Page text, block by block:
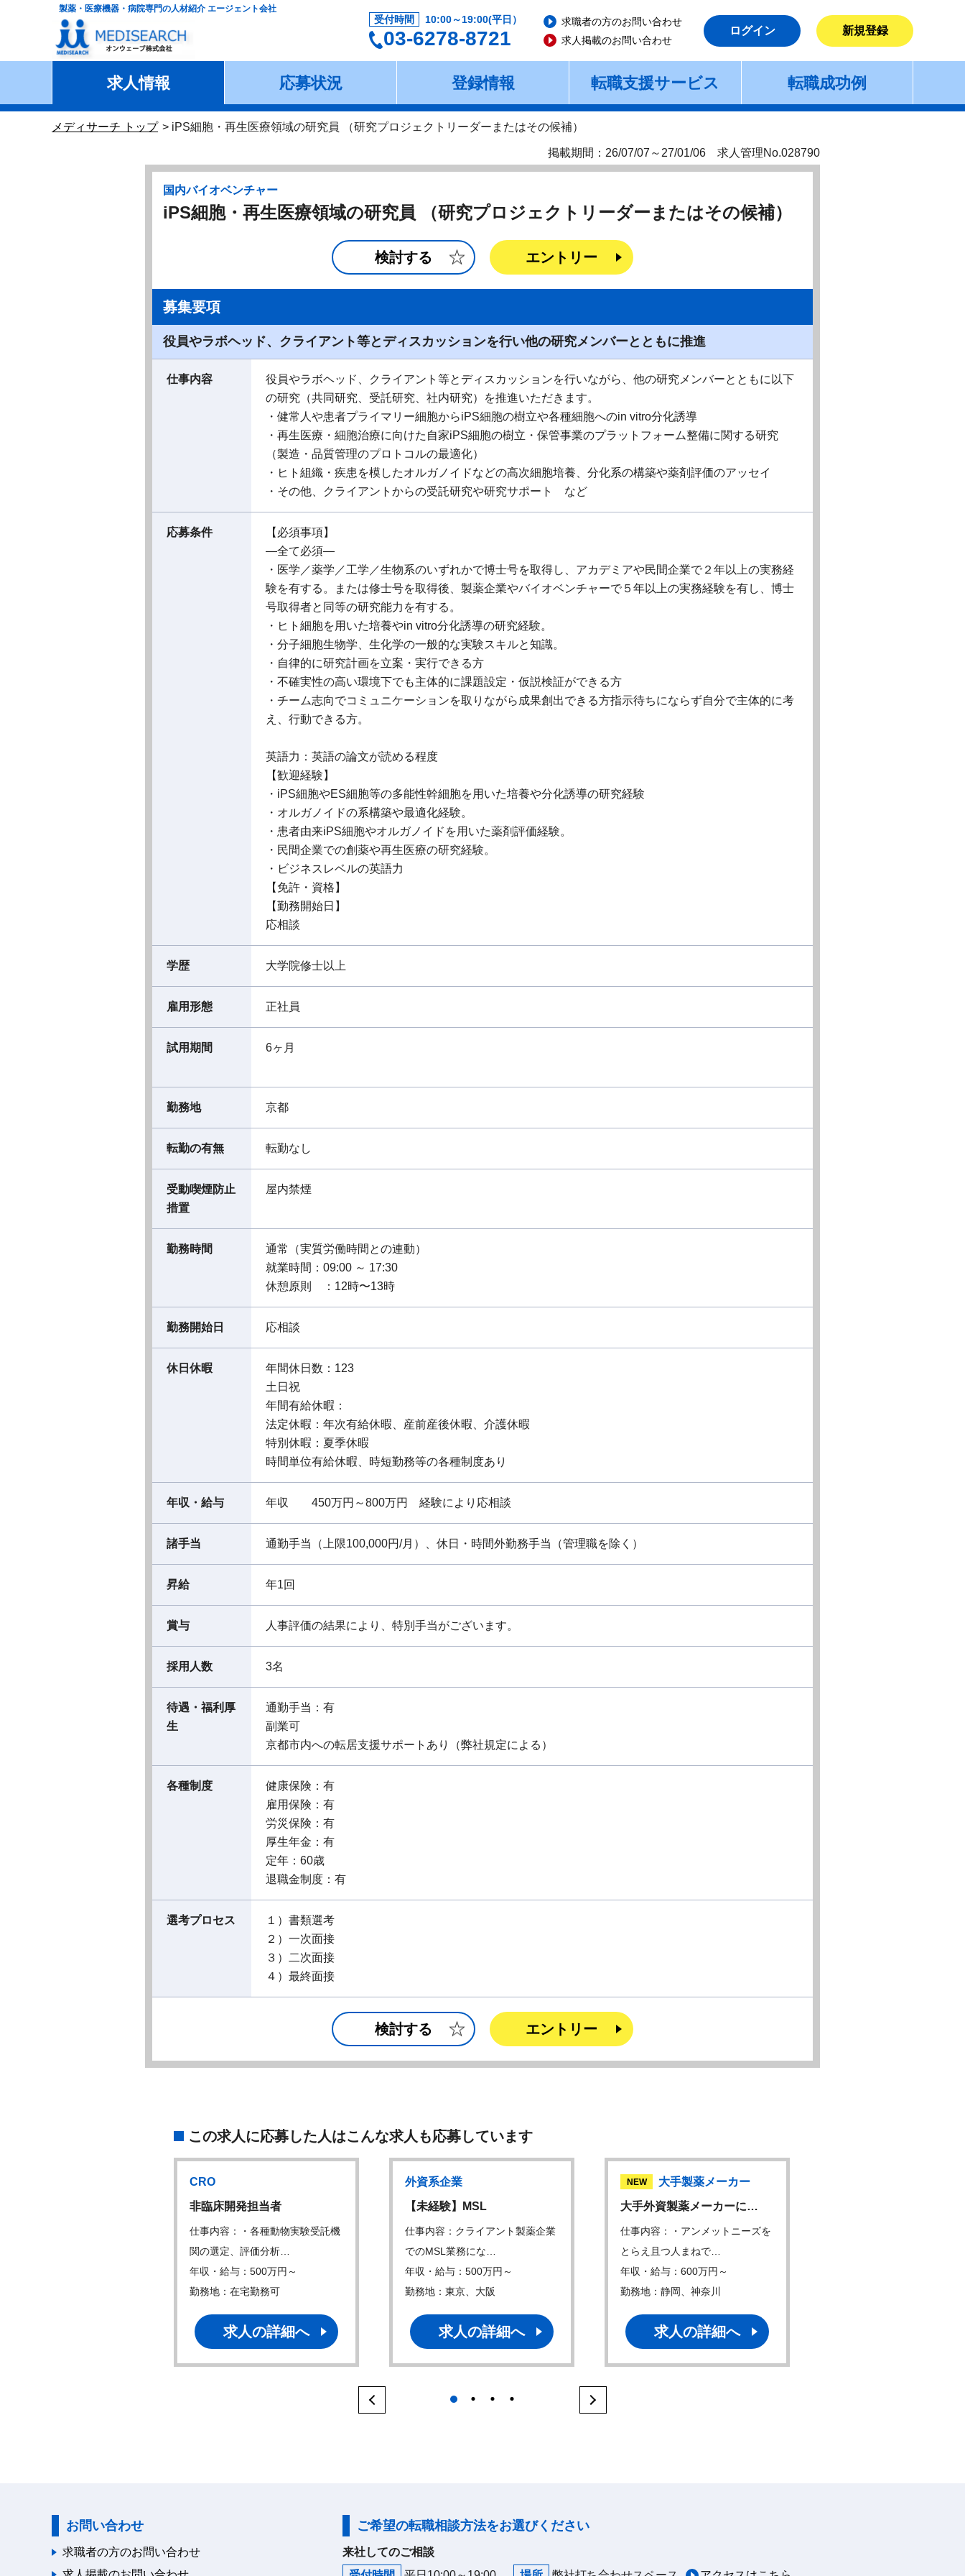
製薬・医療機器・病院専門の人材紹介 エージェント会社
受付時間 10:00～19:00(平日）
03-6278-8721
求職者の方のお問い合わせ
求人掲載のお問い合わせ
ログイン 新規登録
求人情報 応募状況 登録情報 転職支援サービス 転職成功例
メディサーチ トップ iPS細胞・再生医療領域の研究員 （研究プロジェクトリーダーまたはその候補）
掲載期間：26/07/07～27/01/06 求人管理No.028790
国内バイオベンチャー
iPS細胞・再生医療領域の研究員 （研究プロジェクトリーダーまたはその候補）
検討する エントリー
募集要項
役員やラボヘッド、クライアント等とディスカッションを行い他の研究メンバーとともに推進
仕事内容
役員やラボヘッド、クライアント等とディスカッションを行いながら、他の研究メンバーとともに以下
の研究（共同研究、受託研究、社内研究）を推進いただきます。
・健常人や患者プライマリー細胞からiPS細胞の樹立や各種細胞へのin vitro分化誘導
・再生医療・細胞治療に向けた自家iPS細胞の樹立・保管事業のプラットフォーム整備に関する研究
（製造・品質管理のプロトコルの最適化）
・ヒト組織・疾患を模したオルガノイドなどの高次細胞培養、分化系の構築や薬剤評価のアッセイ
・その他、クライアントからの受託研究や研究サポート など
応募条件
【必須事項】
―全て必須―
・医学／薬学／⼯学／生物系のいずれかで博⼠号を取得し、アカデミアや⺠間企業で２年以上の実務経
験を有する。または修⼠号を取得後、製薬企業やバイオベンチャーで５年以上の実務経験を有し、博⼠
号取得者と同等の研究能力を有する。
・ヒト細胞を用いた培養やin vitro分化誘導の研究経験。
・分子細胞生物学、生化学の一般的な実験スキルと知識。
・自律的に研究計画を立案・実行できる方
・不確実性の高い環境下でも主体的に課題設定・仮説検証ができる方
・チーム志向でコミュニケーションを取りながら成果創出できる方指示待ちにならず自分で主体的に考
え、行動できる方。
英語力：英語の論文が読める程度
【歓迎経験】
・iPS細胞やES細胞等の多能性幹細胞を用いた培養や分化誘導の研究経験
・オルガノイドの系構築や最適化経験。
・患者由来iPS細胞やオルガノイドを用いた薬剤評価経験。
・⺠間企業での創薬や再生医療の研究経験。
・ビジネスレベルの英語力
【免許・資格】
【勤務開始日】
応相談
学歴 大学院修士以上
雇用形態 正社員
試用期間 6ヶ月
勤務地 京都
転勤の有無 転勤なし
受動喫煙防止
措置
屋内禁煙
勤務時間
通常（実質労働時間との連動）
就業時間：09:00 ～ 17:30
休憩原則 ：12時〜13時
勤務開始日 応相談
休日休暇
年間休日数：123
土日祝
年間有給休暇：
法定休暇：年次有給休暇、産前産後休暇、介護休暇
特別休暇：夏季休暇
時間単位有給休暇、時短勤務等の各種制度あり
年収・給与 年収 450万円～800万円 経験により応相談
諸手当 通勤手当（上限100,000円/月）、休日・時間外勤務手当（管理職を除く）
昇給 年1回
賞与 人事評価の結果により、特別手当がございます。
採用人数 3名
待遇・福利厚
生
通勤手当：有
副業可
京都市内への転居支援サポートあり（弊社規定による）
各種制度
健康保険：有
雇用保険：有
労災保険：有
厚生年金：有
定年：60歳
退職金制度：有
選考プロセス
１）書類選考
２）一次面接
３）二次面接
４）最終面接
検討する エントリー
この求人に応募した人はこんな求人も応募しています
CRO
非臨床開発担当者
仕事内容：・各種動物実験受託機
関の選定、評価分析…
年収・給与：500万円～
勤務地：在宅勤務可
求人の詳細へ
外資系企業
【未経験】MSL
仕事内容：クライアント製薬企業
でのMSL業務にな…
年収・給与：500万円～
勤務地：東京、大阪
求人の詳細へ
NEW
大手製薬メーカー
大手外資製薬メーカーに…
仕事内容：・アンメットニーズを
とらえ且つ人まねで…
年収・給与：600万円～
勤務地：静岡、神奈川
求人の詳細へ
1
お問い合わせ
求職者の方のお問い合わせ
ご希望の転職相談方法をお選びください
来社してのご相談